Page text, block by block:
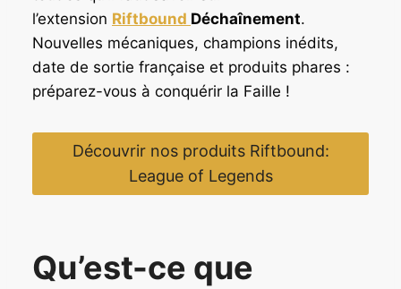
l’extension Riftbound Déchaînement.
Nouvelles mécaniques, champions inédits,
date de sortie française et produits phares :
préparez-vous à conquérir la Faille !
Découvrir nos produits Riftbound:
League of Legends
Qu’est-ce que